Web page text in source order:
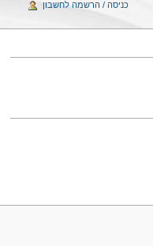
כניסה / הרשמה לחשבון